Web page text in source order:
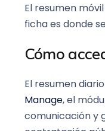
El resumen
ficha es donde
Cómo
El resumen
Manage, el
comunicación y